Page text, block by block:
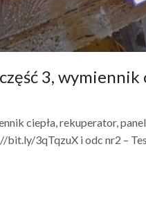
3,
ciepła, rekuperator,
3qTqzuX i odc nr2 –